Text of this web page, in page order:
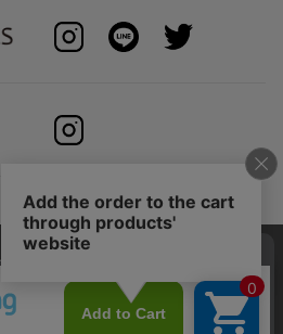
およびコンテンツの最適な提供、ト
てCookieを使用しています。
合、Cookieの利用に同意したことも